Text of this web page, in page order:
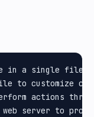
in a single file
to customize
actions
server to